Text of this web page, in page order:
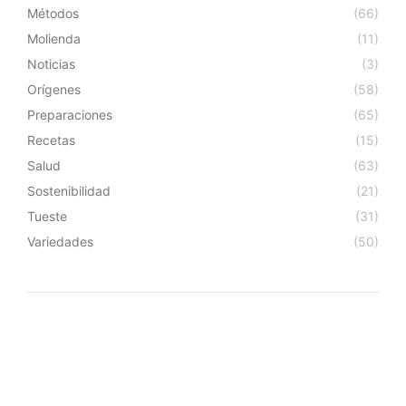
Métodos
(66)
Molienda
(11)
Noticias
(3)
Orígenes
(58)
Preparaciones
(65)
Recetas
(15)
Salud
(63)
Sostenibilidad
(21)
Tueste
(31)
Variedades
(50)